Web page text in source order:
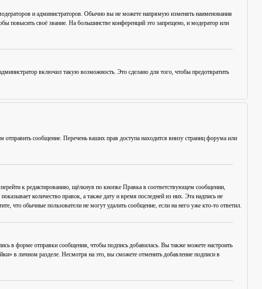
и администраторов. Обычно вы не можете напрямую изменять наименования
повысить своё звание. На большинстве конференций это запрещено, и модератор или
включил такую возможность. Это сделано для того, чтобы предотвратить
сообщение. Перечень ваших прав доступа находится внизу страниц форума или
к редактированию, щёлкнув по кнопке Правка в соответствующем сообщении,
количество правок, а также дату и время последней из них. Эта надпись не
что обычные пользователи не могут удалить сообщение, если на него уже кто-то ответил.
в форме отправки сообщения, чтобы подпись добавилась. Вы также можете настроить
в личном разделе. Несмотря на это, вы сможете отменить добавление подписи в